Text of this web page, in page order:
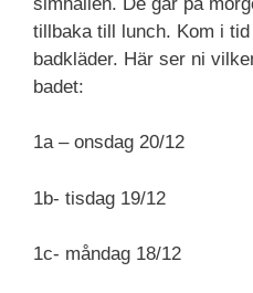
tillbaka till lunch. Kom i
badkläder. Här ser ni
badet:
1a – onsdag 20/12
1b- tisdag 19/12
1c- måndag 18/12